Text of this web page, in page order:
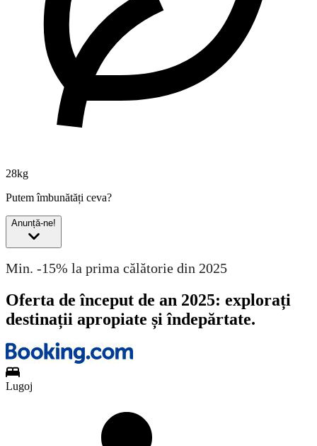
28kg
Putem îmbunătăți ceva?
Anunță-ne!
Min. -15% la prima călătorie din 2025
Oferta de început de an 2025: explorați
destinații apropiate și îndepărtate.
Lugoj